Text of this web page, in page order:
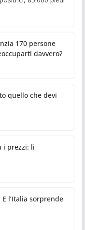
170 persone
davvero?
quello che devi
i prezzi: li
l’Italia sorprende